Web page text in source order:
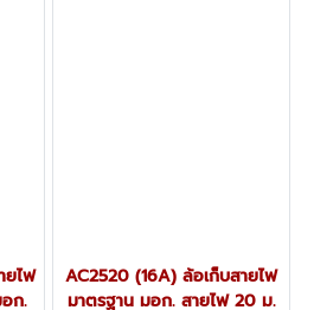
ยไฟ
ก.
AC2520 (16A) ล้อเก็บสายไฟ
มาตรฐาน มอก. สายไฟ 20 ม.